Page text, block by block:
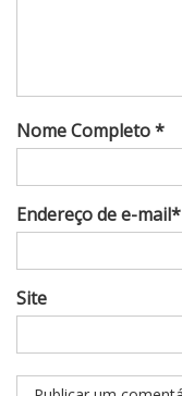
Nome Completo *
Endereço de e-mail*
Site